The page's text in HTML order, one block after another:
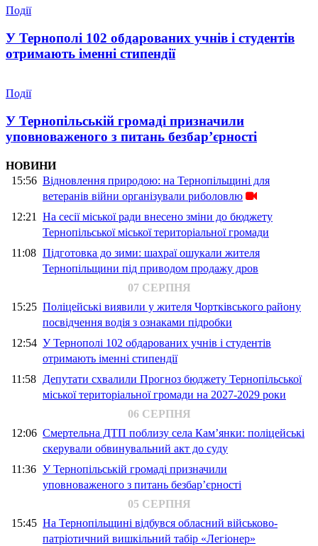
Події
У Тернополі 102 обдарованих учнів і студентів
отримають іменні стипендії
Події
У Тернопільській громаді призначили
уповноваженого з питань безбар’єрності
НОВИНИ
15:56 Відновлення природою: на Тернопільщині для
ветеранів війни організували риболовлю
12:21 На сесії міської ради внесено зміни до бюджету
Тернопільської міської територіальної громади
11:08 Підготовка до зими: шахраї ошукали жителя
Тернопільщини під приводом продажу дров
07 СЕРПНЯ
15:25 Поліцейські виявили у жителя Чортківського району
посвідчення водія з ознаками підробки
12:54 У Тернополі 102 обдарованих учнів і студентів
отримають іменні стипендії
11:58 Депутати схвалили Прогноз бюджету Тернопільської
міської територіальної громади на 2027-2029 роки
06 СЕРПНЯ
12:06 Смертельна ДТП поблизу села Кам’янки: поліцейські
скерували обвинувальний акт до суду
11:36 У Тернопільській громаді призначили
уповноваженого з питань безбар’єрності
05 СЕРПНЯ
15:45 На Тернопільщині відбувся обласний військово-
патріотичний вишкільний табір «Легіонер»